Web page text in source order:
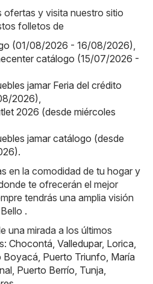
ofertas y visita nuestro sitio
folletos de
(01/08/2026 - 16/08/2026)
catálogo (15/07/2026 -
jamar Feria del crédito
2026)
2026 (desde miércoles
jamar catálogo (desde
.
en la comodidad de tu hogar y
te ofrecerán el mejor
tendrás una amplia visión
.
una mirada a los últimos
Chocontá Valledupar, Lorica
Boyacá Puerto Triunfo María
Puerto Berrío Tunja